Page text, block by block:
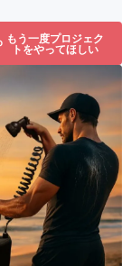
もう一度プロジェク
トをやってほしい